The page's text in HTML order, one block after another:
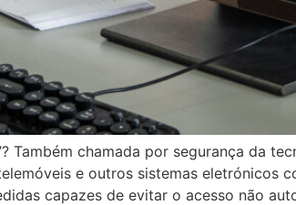
Também chamada por segurança da
e outros sistemas eletrónicos
capazes de evitar o acesso não